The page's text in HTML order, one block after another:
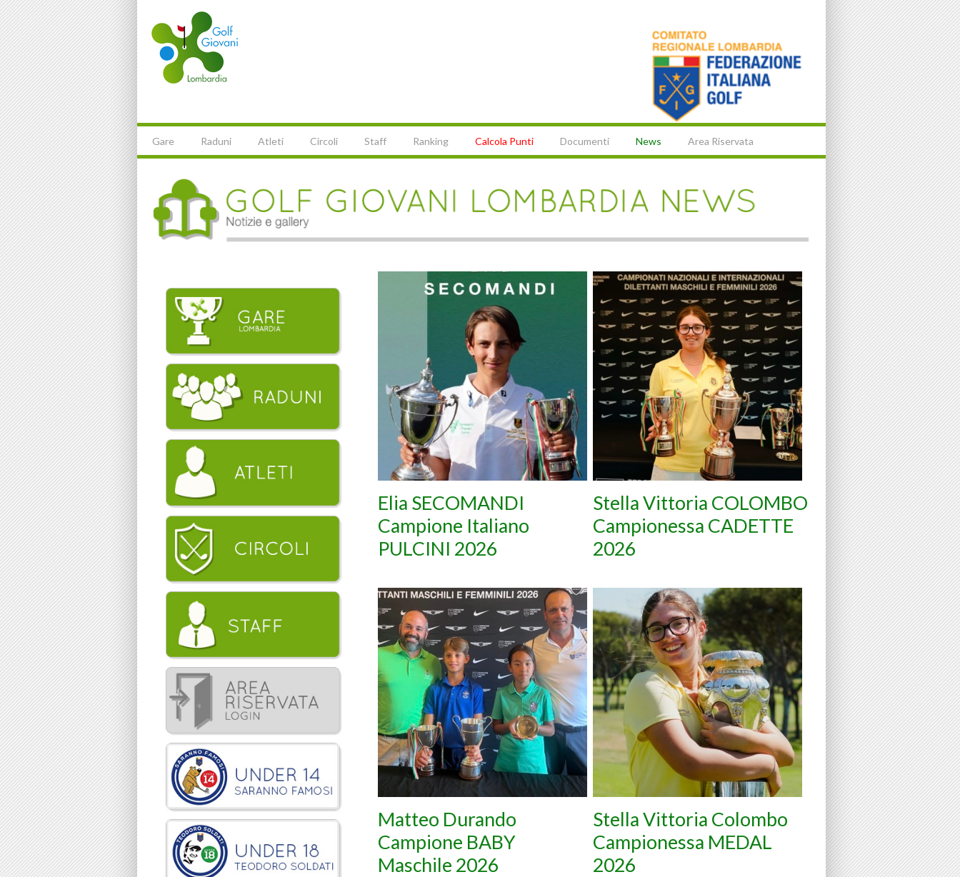
Gare Raduni Atleti Circoli Staff Ranking Calcola Punti Documenti News Area Riservata
Elia SECOMANDI
Campione Italiano
PULCINI 2026
Stella Vittoria COLOMBO
Campionessa CADETTE
2026
Matteo Durando
Campione BABY
Maschile 2026
Stella Vittoria Colombo
Campionessa MEDAL
2026